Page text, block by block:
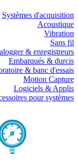
Systèmes d'acquisition
Acoustique
Vibration
Sans fil
& enregistreurs
Embarqués & durcis
& banc d'essais
Motion Capture
Logiciels & Applis
pour systèmes